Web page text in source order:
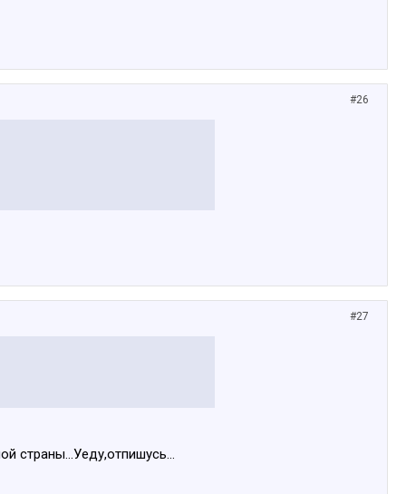
#26
#27
страны...Уеду,отпишусь...